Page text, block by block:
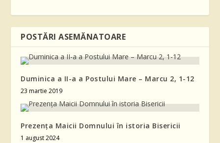
POSTĂRI ASEMĂNATOARE
Duminica a II-a a Postului Mare – Marcu 2, 1-12
23 martie 2019
Prezența Maicii Domnului în istoria Bisericii
1 august 2024